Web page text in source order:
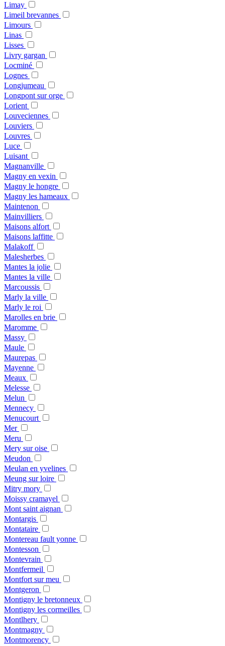
Limay
Limeil brevannes
Limours
Linas
Lisses
Livry gargan
Locminé
Lognes
Longjumeau
Longpont sur orge
Lorient
Louveciennes
Louviers
Louvres
Luce
Luisant
Magnanville
Magny en vexin
Magny le hongre
Magny les hameaux
Maintenon
Mainvilliers
Maisons alfort
Maisons laffitte
Malakoff
Malesherbes
Mantes la jolie
Mantes la ville
Marcoussis
Marly la ville
Marly le roi
Marolles en brie
Maromme
Massy
Maule
Maurepas
Mayenne
Meaux
Melesse
Melun
Mennecy
Menucourt
Mer
Meru
Mery sur oise
Meudon
Meulan en yvelines
Meung sur loire
Mitry mory
Moissy cramayel
Mont saint aignan
Montargis
Montataire
Montereau fault yonne
Montesson
Montevrain
Montfermeil
Montfort sur meu
Montgeron
Montigny le bretonneux
Montigny les cormeilles
Montlhery
Montmagny
Montmorency